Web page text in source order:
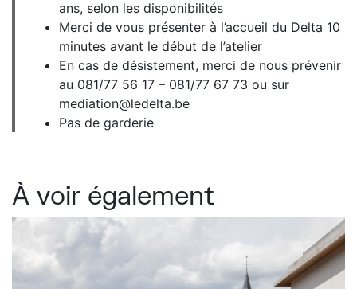
ans, selon les disponibilités
Merci de vous présenter à l’accueil du Delta 10
minutes avant le début de l’atelier
En cas de désistement, merci de nous prévenir
au 081/77 56 17 – 081/77 67 73 ou sur
mediation@ledelta.be
Pas de garderie
À voir également